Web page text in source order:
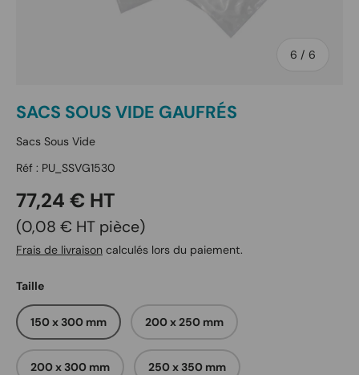
6 / de
6
SACS SOUS VIDE GAUFRÉS
Sacs Sous Vide
Réf : PU_SSVG1530
Prix habituel
77,24 € HT
Prix unitaire
0,08 € HT pièce
Frais de livraison calculés lors du paiement.
Taille
150 x 300 mm 200 x 250 mm
200 x 300 mm 250 x 350 mm